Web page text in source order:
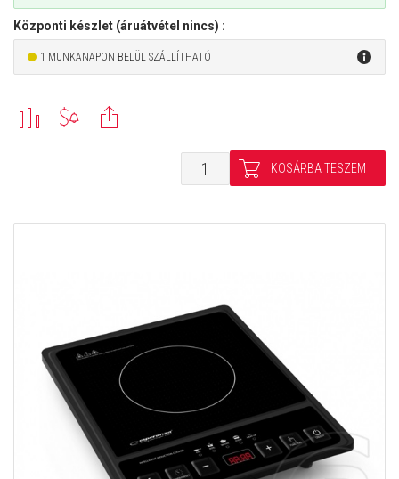
Központi készlet (áruátvétel nincs) :
1 MUNKANAPON BELÜL SZÁLLÍTHATÓ